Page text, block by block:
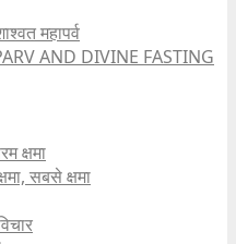
महापर्व
AND DIVINE FASTING
क्षमा
सबसे क्षमा